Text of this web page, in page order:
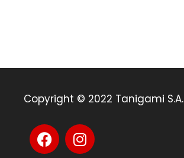
Copyright © 2022 Tanigami S.A.